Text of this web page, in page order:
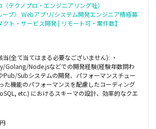
テクノプロ・エンジニアリング社）
ープ〉 Webアプリ/システム開発エンジニア積極募
ト・サービス開発 | リモート可・案件数】
(全て当てはまる必要なございません): ・
Golang/Node.jsなどでの開発経験(経験年数問わ
Pub/Subシステムの開発、パフォーマンスチュー
た機能のパフォーマンスを配慮したコーディング
etc.) におけるスキーマの設計、効率的なクエ